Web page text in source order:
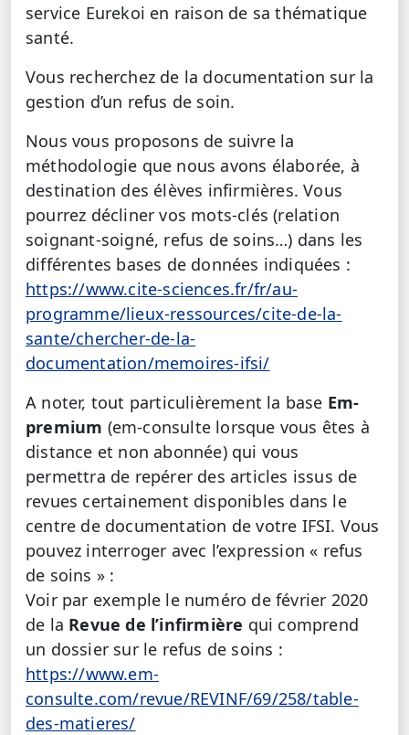
service Eurekoi en raison de sa thématique
santé.
Vous recherchez de la documentation sur la
gestion d’un refus de soin.
Nous vous proposons de suivre la
méthodologie que nous avons élaborée, à
destination des élèves infirmières. Vous
pourrez décliner vos mots-clés (relation
soignant-soigné, refus de soins…) dans les
différentes bases de données indiquées :
https://www.cite-sciences.fr/fr/au-
programme/lieux-ressources/cite-de-la-
sante/chercher-de-la-
documentation/memoires-ifsi/
A noter, tout particulièrement la base Em-
premium (em-consulte lorsque vous êtes à
distance et non abonnée) qui vous
permettra de repérer des articles issus de
revues certainement disponibles dans le
centre de documentation de votre IFSI. Vous
pouvez interroger avec l’expression « refus
de soins » :
Voir par exemple le numéro de février 2020
de la Revue de l’infirmière qui comprend
un dossier sur le refus de soins :
https://www.em-
consulte.com/revue/REVINF/69/258/table-
des-matieres/